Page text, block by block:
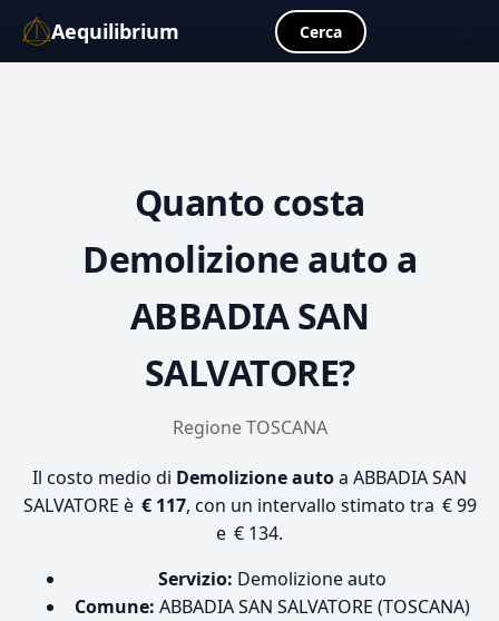
Aequilibrium Cerca
Quanto costa
Demolizione auto a
ABBADIA SAN
SALVATORE?
Regione TOSCANA
Il costo medio di Demolizione autoa ABBADIA SAN
SALVATORE è € 117, con un intervallo stimato tra € 99
e € 134.
Servizio: Demolizione auto
Comune: ABBADIA SAN SALVATORE (TOSCANA)